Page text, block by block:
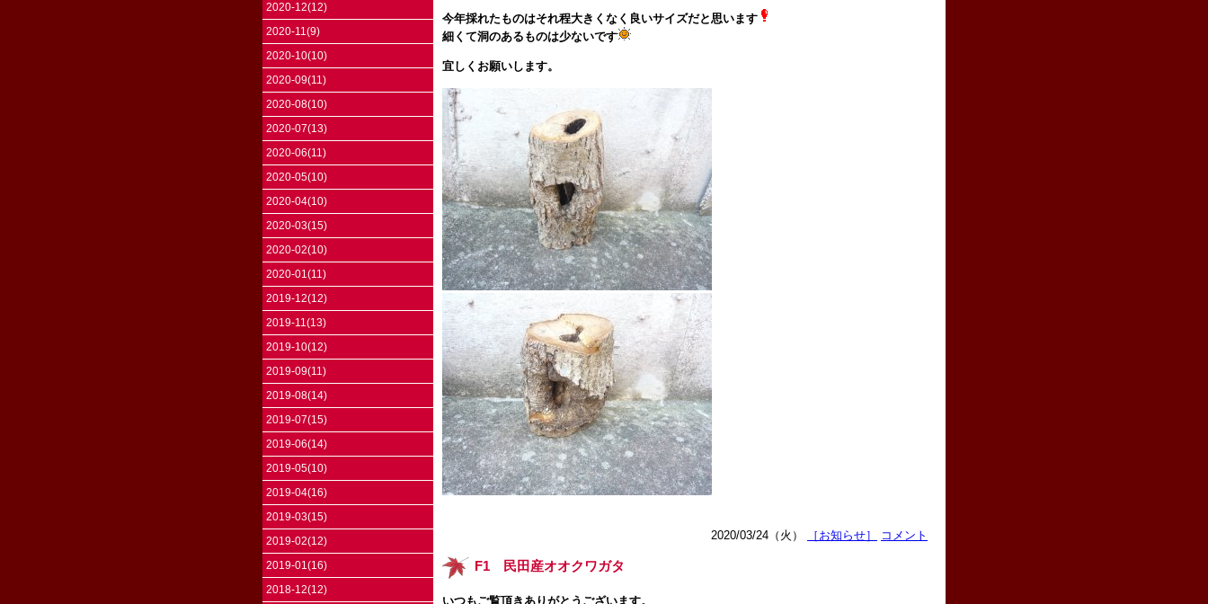
2020-12(12)
2020-11(9)
2020-10(10)
2020-09(11)
2020-08(10)
2020-07(13)
2020-06(11)
2020-05(10)
2020-04(10)
2020-03(15)
2020-02(10)
2020-01(11)
2019-12(12)
2019-11(13)
2019-10(12)
2019-09(11)
2019-08(14)
2019-07(15)
2019-06(14)
2019-05(10)
2019-04(16)
2019-03(15)
2019-02(12)
2019-01(16)
2018-12(12)
今年採れたものはそれ程大きくなく良いサイズだと思います
細くて洞のあるものは少ないです
宜しくお願いします。
2020/03/24（火） ［お知らせ］ コメント
F1 民田産オオクワガタ
いつもご覧頂きありがとうございます。